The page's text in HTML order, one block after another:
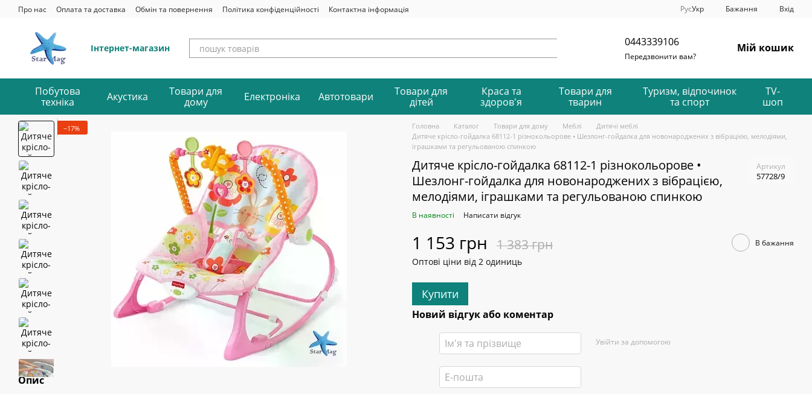
Перейти до основного контенту
Про нас Оплата та доставка Обмін та повернення Політика конфіденційності Контактна інформація РусУкр Бажання Вхід
Інтернет-магазин 0443339106
Передзвонити вам?
Мій кошик
Побутова
техніка
Акустика
Товари для
дому
Електроніка Автотовари
Товари для
дітей
Краса та
здоров'я
Товари для
тварин
Туризм, відпочинок
та спорт
TV-
шоп
−17%
Опис
Головна Каталог Товари для дому Меблі
Дитячі меблі
Дитяче крісло-гойдалка 68112-1 різнокольорове • Шезлонг-гойдалка для новонароджених з вібрацією, мелодіями,
іграшками та регульованою спинкою
Дитяче крісло-гойдалка 68112-1 різнокольорове •
Шезлонг-гойдалка для новонароджених з вібрацією,
мелодіями, іграшками та регульованою спинкою
Артикул
57728/9
В наявності Написати відгук
1 153 грн 1 383 грн В бажання
Оптові ціни від 2 одиниць
Купити
Новий відгук або коментар
Увійти за допомогою